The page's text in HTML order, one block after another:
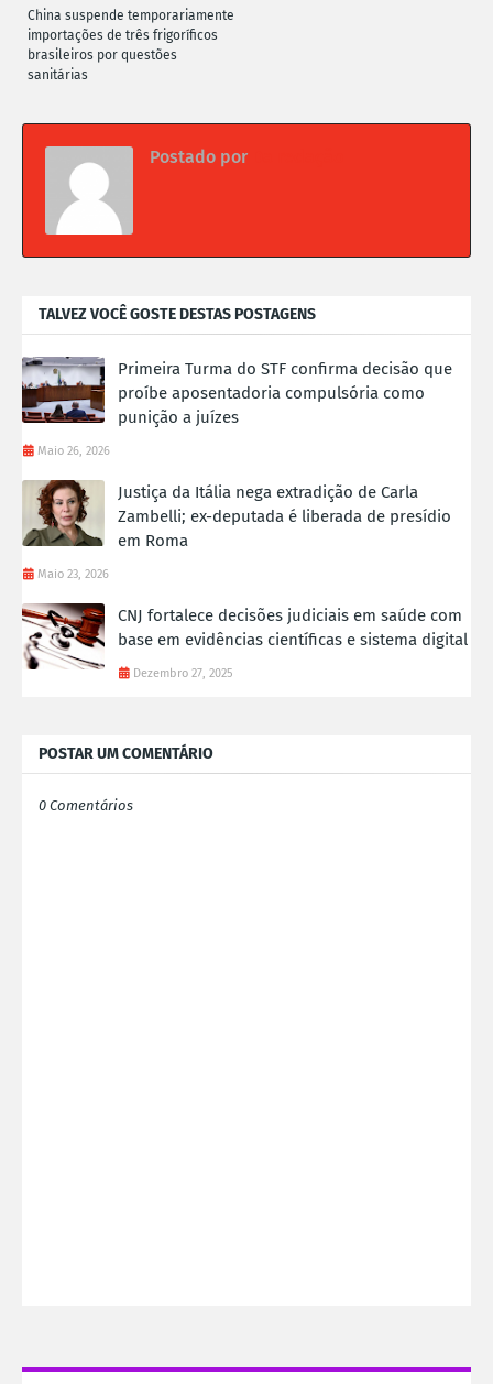
China suspende temporariamente
importações de três frigoríficos
brasileiros por questões
sanitárias
Postado por
TALVEZ VOCÊ GOSTE DESTAS POSTAGENS
Primeira Turma do STF confirma decisão que
proíbe aposentadoria compulsória como
punição a juízes
Maio 26, 2026
Justiça da Itália nega extradição de Carla
Zambelli; ex-deputada é liberada de presídio
em Roma
Maio 23, 2026
CNJ fortalece decisões judiciais em saúde com
base em evidências científicas e sistema digital
Dezembro 27, 2025
POSTAR UM COMENTÁRIO
0 Comentários